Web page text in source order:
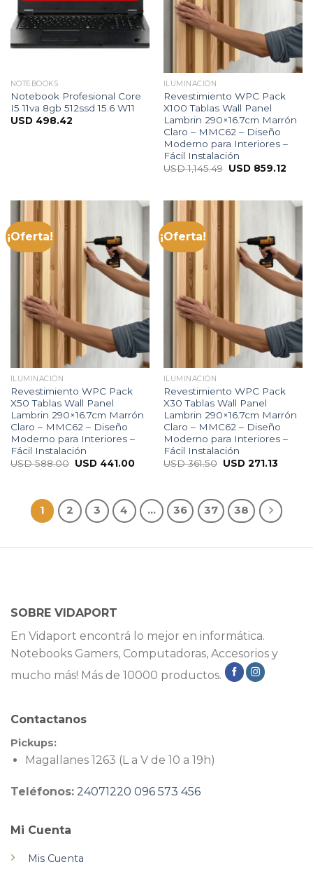
NOTEBOOKS
Notebook Profesional Core
I5 11va 8gb 512ssd 15.6 W11
USD 498.42
ILUMINACIÓN
Revestimiento WPC Pack
X100 Tablas Wall Panel
Lambrin 290×16.7cm Marrón
Claro – MMC62 – Diseño
Moderno para Interiores –
Fácil Instalación
USD1,145.49 USD 859.12
¡Oferta!
ILUMINACIÓN
Revestimiento WPC Pack
X50 Tablas Wall Panel
Lambrin 290×16.7cm Marrón
Claro – MMC62 – Diseño
Moderno para Interiores –
Fácil Instalación
USD588.00 USD 441.00
¡Oferta!
ILUMINACIÓN
Revestimiento WPC Pack
X30 Tablas Wall Panel
Lambrin 290×16.7cm Marrón
Claro – MMC62 – Diseño
Moderno para Interiores –
Fácil Instalación
USD361.50 USD 271.13
1 2 3 4 … 36 37 38
SOBRE VIDAPORT
En Vidaport encontrá lo mejor en informática.
Notebooks Gamers, Computadoras, Accesorios y
mucho más! Más de 10000 productos.
Mi Cuenta
Mis Cuenta
Contactanos
Pickups:
Magallanes 1263 (L a V de 10 a 19h)
Teléfonos: 24071220 096 573 456